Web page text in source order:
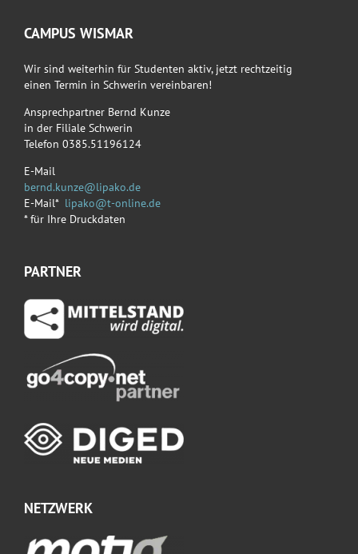
CAMPUS WISMAR
Wir sind weiterhin für Studenten aktiv, jetzt rechtzeitig
einen Termin in Schwerin vereinbaren!
Ansprechpartner Bernd Kunze
in der Filiale Schwerin
Telefon 0385.51196124
E-Mail
bernd.kunze@lipako.de
E-Mail* lipako@t-online.de
* für Ihre Druckdaten
PARTNER
NETZWERK